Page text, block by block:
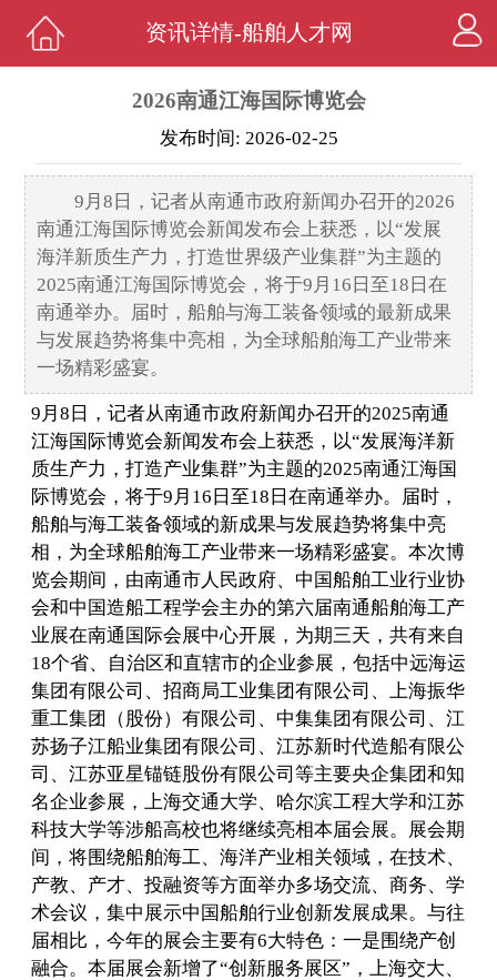
资讯详情-船舶人才网
2026南通江海国际博览会
发布时间: 2026-02-25
9月8日，记者从南通市政府新闻办召开的2026
南通江海国际博览会新闻发布会上获悉，以“发展
海洋新质生产力，打造世界级产业集群”为主题的
2025南通江海国际博览会，将于9月16日至18日在
南通举办。届时，船舶与海工装备领域的最新成果
与发展趋势将集中亮相，为全球船舶海工产业带来
一场精彩盛宴。
9月8日，记者从南通市政府新闻办召开的2025南通
江海国际博览会新闻发布会上获悉，以“发展海洋新
质生产力，打造产业集群”为主题的2025南通江海国
际博览会，将于9月16日至18日在南通举办。届时，
船舶与海工装备领域的新成果与发展趋势将集中亮
相，为全球船舶海工产业带来一场精彩盛宴。本次博
览会期间，由南通市人民政府、中国船舶工业行业协
会和中国造船工程学会主办的第六届南通船舶海工产
业展在南通国际会展中心开展，为期三天，共有来自
18个省、自治区和直辖市的企业参展，包括中远海运
集团有限公司、招商局工业集团有限公司、上海振华
重工集团（股份）有限公司、中集集团有限公司、江
苏扬子江船业集团有限公司、江苏新时代造船有限公
司、江苏亚星锚链股份有限公司等主要央企集团和知
名企业参展，上海交通大学、哈尔滨工程大学和江苏
科技大学等涉船高校也将继续亮相本届会展。展会期
间，将围绕船舶海工、海洋产业相关领域，在技术、
产教、产才、投融资等方面举办多场交流、商务、学
术会议，集中展示中国船舶行业创新发展成果。与往
届相比，今年的展会主要有6大特色：一是围绕产创
融合。本届展会新增了“创新服务展区”，上海交大、